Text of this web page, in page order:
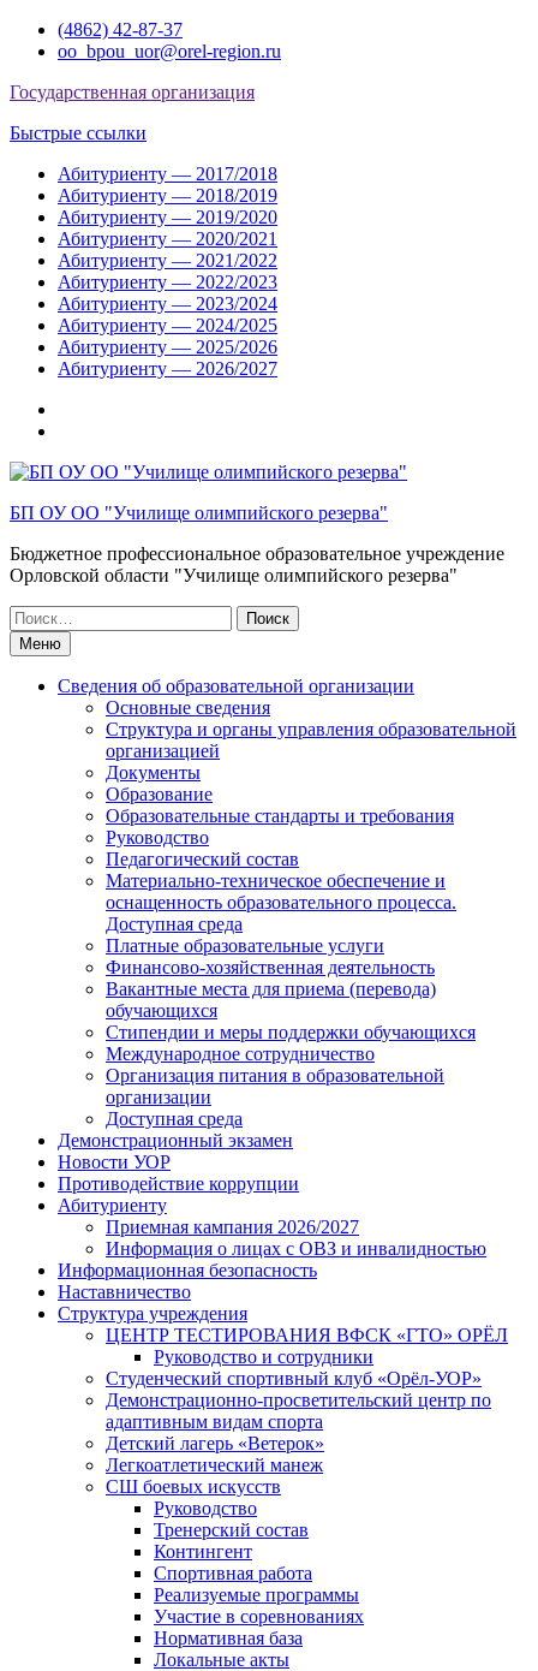
Перейти(4862) 42-87-37
oo_bpou_uor@orel-region.ru
Государственная организация
Быстрые ссылки
Абитуриенту — 2017/2018
Абитуриенту — 2018/2019
Абитуриенту — 2019/2020
Абитуриенту — 2020/2021
Абитуриенту — 2021/2022
Абитуриенту — 2022/2023
Абитуриенту — 2023/2024
Абитуриенту — 2024/2025
Абитуриенту — 2025/2026
Абитуриенту — 2026/2027
Одноклассниках
БП ОУ ОО "Училище олимпийского резерва"
Бюджетное профессиональное образовательное учреждение
Орловской области "Училище олимпийского резерва"
Искать:
Меню
Сведения об образовательной организации
Основные сведения
Структура и органы управления образовательной
организацией
Документы
Образование
Образовательные стандарты и требования
Руководство
Педагогический состав
Материально-техническое обеспечение и
оснащенность образовательного процесса.
Доступная среда
Платные образовательные услуги
Финансово-хозяйственная деятельность
Вакантные места для приема (перевода)
обучающихся
Стипендии и меры поддержки обучающихся
Международное сотрудничество
Организация питания в образовательной
организации
Доступная среда
Демонстрационный экзамен
Новости УОР
Противодействие коррупции
Абитуриенту
Приемная кампания 2026/2027
Информация о лицах с ОВЗ и инвалидностью
Информационная безопасность
Наставничество
Структура учреждения
ЦЕНТР ТЕСТИРОВАНИЯ ВФСК «ГТО» ОРЁЛ
Руководство и сотрудники
Студенческий спортивный клуб «Орёл-УОР»
Демонстрационно-просветительский центр по
адаптивным видам спорта
Детский лагерь «Ветерок»
Легкоатлетический манеж
СШ боевых искусств
Руководство
Тренерский состав
Контингент
Спортивная работа
Реализуемые программы
Участие в соревнованиях
Нормативная база
Локальные акты